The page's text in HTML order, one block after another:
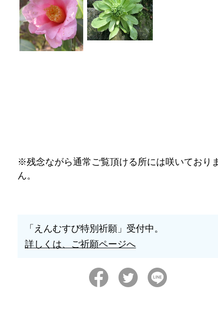
※残念ながら通常ご覧頂ける所には咲いており
ん。
「えんむすび特別祈願」受付中。
詳しくは、ご祈願ページへ